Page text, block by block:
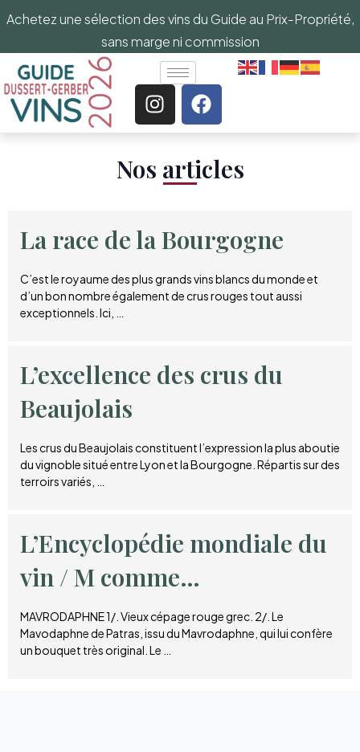
Achetez une sélection des vins du Guide au Prix-Propriété,
sans marge ni commission
Nos articles​
La race de la Bourgogne
C’est le royaume des plus grands vins blancs du monde et
d’un bon nombre également de crus rouges tout aussi
exceptionnels. Ici, …
L’excellence des crus du
Beaujolais
Les crus du Beaujolais constituent l’expression la plus aboutie
du vignoble situé entre Lyon et la Bourgogne. Répartis sur des
terroirs variés, …
L’Encyclopédie mondiale du
vin / M comme…
MAVRODAPHNE 1/. Vieux cépage rouge grec. 2/. Le
Mavodaphne de Patras, issu du Mavrodaphne, qui lui confère
un bouquet très original. Le …